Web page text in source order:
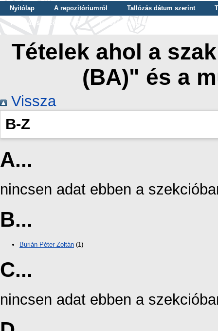
Nyitólap A repozitóriumról Tallózás dátum szerint
Tallózás szerző szerint
Tallózás nyelv szerint
Tételek ahol a
(BA)" és a
Vissza
B-Z
A...
nincsen adat ebben a
B...
Burián Péter Zoltán (1)
C...
nincsen adat ebben a